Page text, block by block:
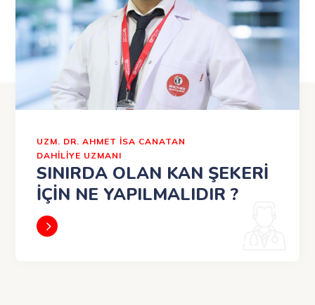
UZM. DR. AHMET İSA CANATAN
DAHİLİYE UZMANI
SINIRDA OLAN KAN ŞEKERİ
İÇİN NE YAPILMALIDIR ?